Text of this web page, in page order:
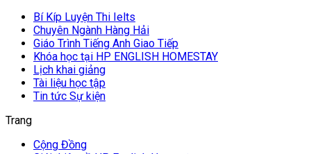
Bí Kíp Luyện Thi Ielts
Chuyên Ngành Hàng Hải
Giáo Trình Tiếng Anh Giao Tiếp
Khóa học tại HP ENGLISH HOMESTAY
Lịch khai giảng
Tài liệu học tập
Tin tức Sự kiện
Trang
Cộng Đồng